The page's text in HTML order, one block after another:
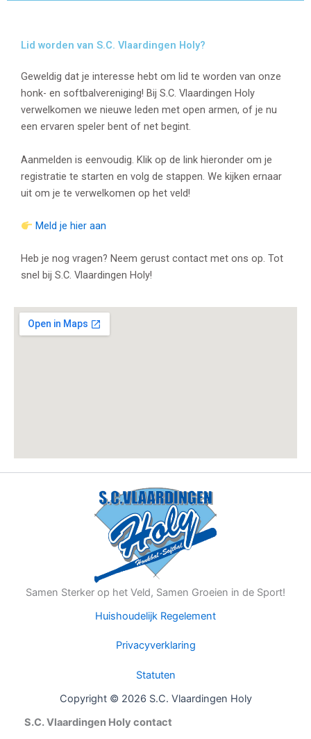
Lid worden van S.C. Vlaardingen Holy?
Geweldig dat je interesse hebt om lid te worden van onze
honk- en softbalvereniging! Bij S.C. Vlaardingen Holy
verwelkomen we nieuwe leden met open armen, of je nu
een ervaren speler bent of net begint.
Aanmelden is eenvoudig. Klik op de link hieronder om je
registratie te starten en volg de stappen. We kijken ernaar
uit om je te verwelkomen op het veld!
Meld je hier aan
Heb je nog vragen? Neem gerust contact met ons op. Tot
snel bij S.C. Vlaardingen Holy!
Samen Sterker op het Veld, Samen Groeien in de Sport!
Huishoudelijk Regelement
Privacyverklaring
Statuten
Copyright © 2026 S.C. Vlaardingen Holy
S.C. Vlaardingen Holy contact